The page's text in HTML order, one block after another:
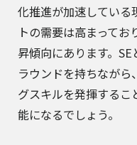
化推進が加速している
トの需要は高まって
昇傾向にあります。
ラウンドを持ちなが
グスキルを発揮するこ
能になるでしょう。